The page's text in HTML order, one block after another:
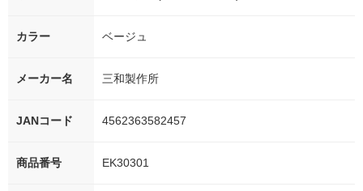
カラー ベージュ
メーカー名 三和製作所
JANコード 4562363582457
商品番号 EK30301